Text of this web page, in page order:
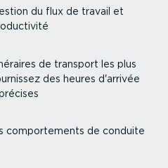
du flux de travail et
de transport les plus
des heures d'arrivée
compor­te­ments de conduite